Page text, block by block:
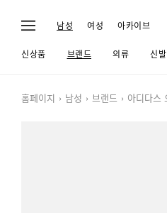
남성 여성 아카이브
신상품 브랜드 의류 신발
홈페이지 남성 브랜드 아디다스